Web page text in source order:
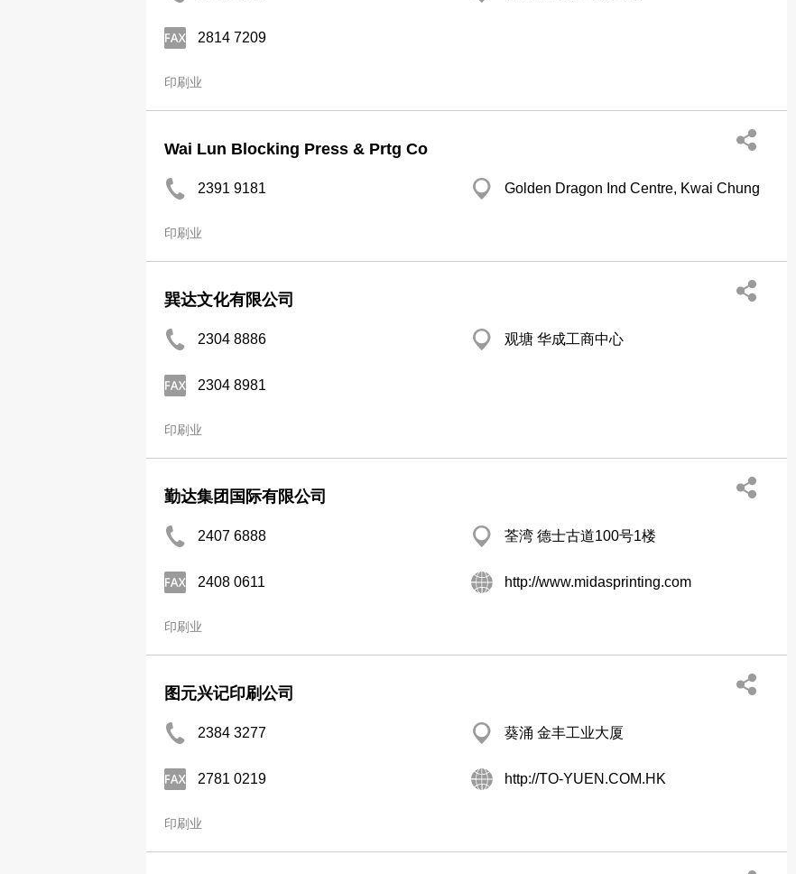
2814 7209
印刷业
Wai Lun Blocking Press & Prtg Co
2391 9181 Golden Dragon Ind Centre, Kwai Chung
印刷业
巽达文化有限公司
2304 8886 观塘 华成工商中心
2304 8981
印刷业
勤达集团国际有限公司
2407 6888 荃湾 德士古道100号1楼
2408 0611 http://www.midasprinting.com
印刷业
图元兴记印刷公司
2384 3277 葵涌 金丰工业大厦
2781 0219 http://TO-YUEN.COM.HK
印刷业